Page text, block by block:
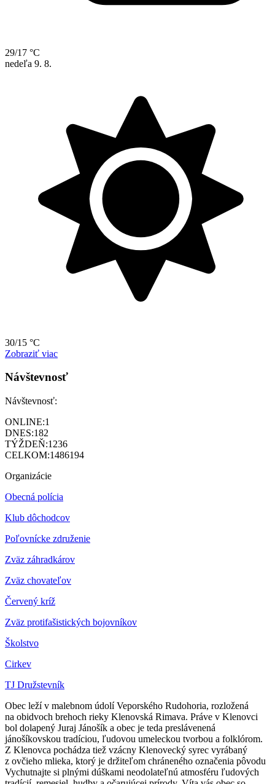
29/17 °C
nedeľa 9. 8.
30/15 °C
Zobraziť viac
Návštevnosť
Návštevnosť:
ONLINE:1
DNES:182
TÝŽDEŇ:1236
CELKOM:1486194
Organizácie
Obecná polícia
Klub dôchodcov
Poľovnícke združenie
Zväz záhradkárov
Zväz chovateľov
Červený kríž
Zväz protifašistických bojovníkov
Školstvo
Cirkev
TJ Družstevník
Obec leží v malebnom údolí Veporského Rudohoria, rozložená
na obidvoch brehoch rieky Klenovská Rimava. Práve v Klenovci
bol dolapený Juraj Jánošík a obec je teda preslávenená
jánošíkovskou tradíciou, ľudovou umeleckou tvorbou a folklórom.
Z Klenovca pochádza tiež vzácny Klenovecký syrec vyrábaný
z ovčieho mlieka, ktorý je držiteľom chráneného označenia pôvodu
Vychutnajte si plnými dúškami neodolateľnú atmosféru ľudových